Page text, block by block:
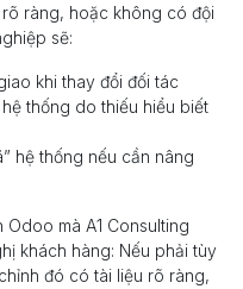
ràng, hoặc không có đội
sẽ:
khi thay đổi đối tác
thống do thiếu hiểu biết
hệ thống nếu cần nâng
mà A1 Consulting
khách hàng: Nếu phải tùy
đó có tài liệu rõ ràng,